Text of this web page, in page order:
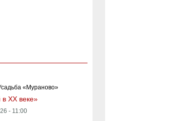
XX веке»
- 11:00